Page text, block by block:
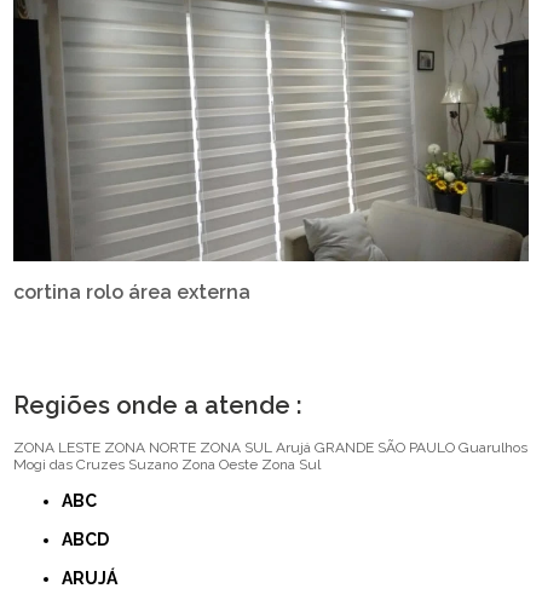
cortina rolo área externa
Regiões onde a atende :
ZONA LESTE ZONA NORTE ZONA SUL Arujá GRANDE SÃO PAULO Guarulhos
Mogi das Cruzes Suzano Zona Oeste Zona Sul
ABC
ABCD
ARUJÁ